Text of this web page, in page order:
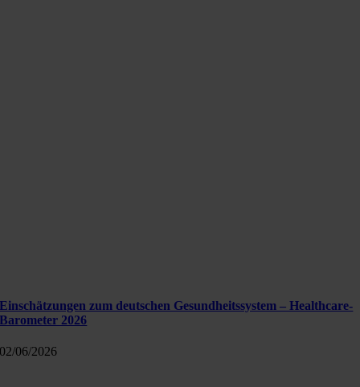
Einschätzungen zum deutschen Gesundheitssystem – Healthcare-
Barometer 2026
02/06/2026